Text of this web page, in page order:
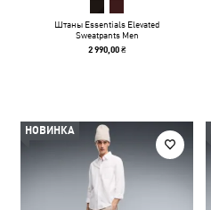
Штаны Essentials Elevated
Sweatpants Men
2 990,00 ₴
НОВИНКА